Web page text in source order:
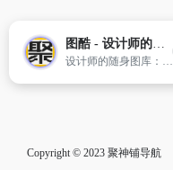
图酷 - 设计师的随身
设计师的随身图库：设计素材、插画、卡通、CG、矢量、时尚、图案、网页素材全方位素材图片库
Copyright © 2023 聚神铺导航